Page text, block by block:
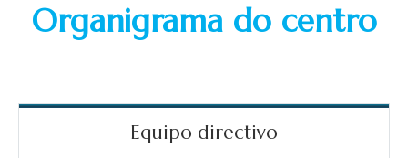
Organigrama do centro
Equipo directivo